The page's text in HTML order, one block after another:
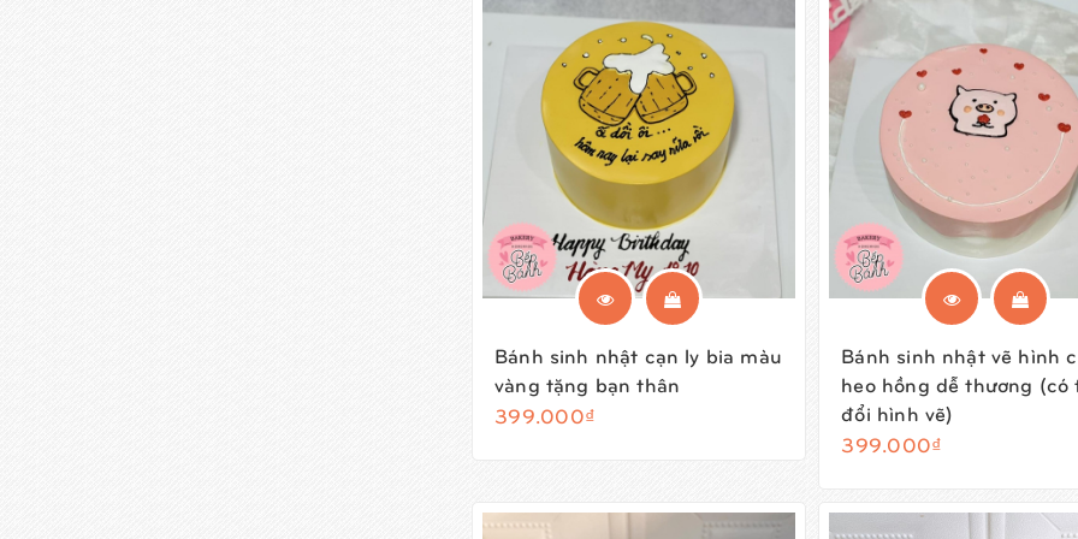
Bánh sinh nhật cạn ly bia màu
vàng tặng bạn thân
399.000₫
Bánh sinh nhật vẽ hình
heo hồng dễ thương (có
đổi hình vẽ)
399.000₫